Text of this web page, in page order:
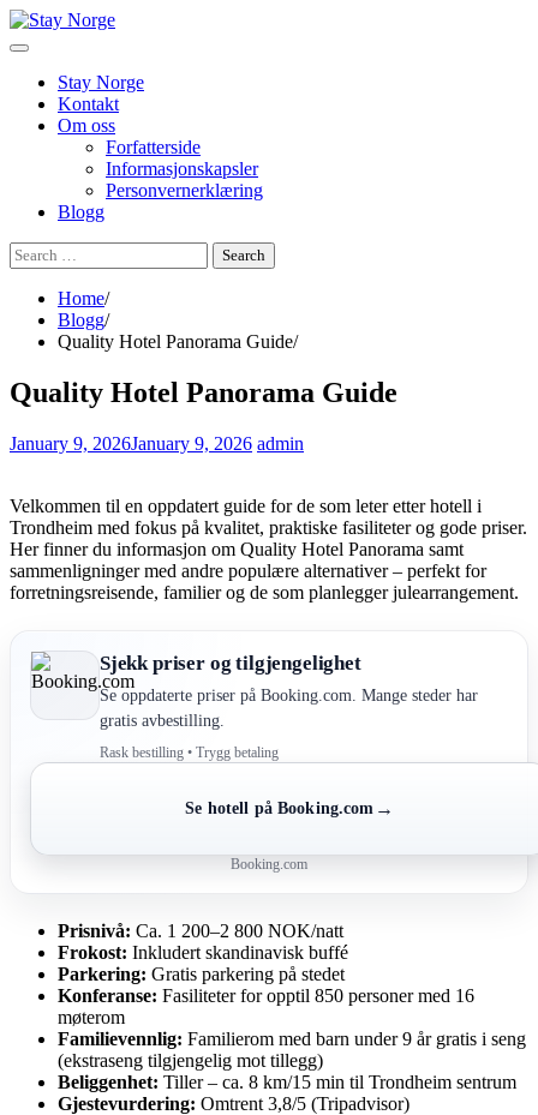
Skip
to
Stay Norge
Kontakt
Om oss
Forfatterside
Informasjonskapsler
Personvernerklæring
Blogg
Search
for:
Home
Blogg
Quality Hotel Panorama Guide
Quality Hotel Panorama Guide
January 9, 2026January 9, 2026 admin
Velkommen til en oppdatert guide for de som leter etter hotell i
Trondheim med fokus på kvalitet, praktiske fasiliteter og gode priser.
Her finner du informasjon om Quality Hotel Panorama samt
sammenligninger med andre populære alternativer – perfekt for
forretningsreisende, familier og de som planlegger julearrangement.
Sjekk priser og tilgjengelighet
Se oppdaterte priser på Booking.com. Mange steder har
gratis avbestilling.
Rask bestilling • Trygg betaling
Se hotell på Booking.com →
Booking.com
Prisnivå: Ca. 1 200–2 800 NOK/natt
Frokost: Inkludert skandinavisk buffé
Parkering: Gratis parkering på stedet
Konferanse: Fasiliteter for opptil 850 personer med 16
møterom
Familievennlig: Familierom med barn under 9 år gratis i seng
(ekstraseng tilgjengelig mot tillegg)
Beliggenhet: Tiller – ca. 8 km/15 min til Trondheim sentrum
Gjestevurdering: Omtrent 3,8/5 (Tripadvisor)